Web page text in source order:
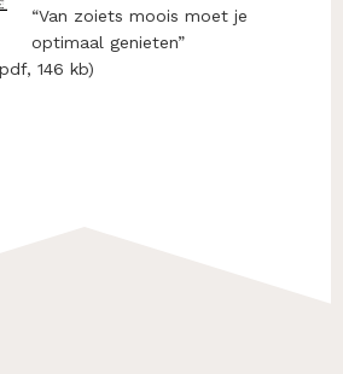
“Van zoiets moois moet je
optimaal genieten”
146 kb)